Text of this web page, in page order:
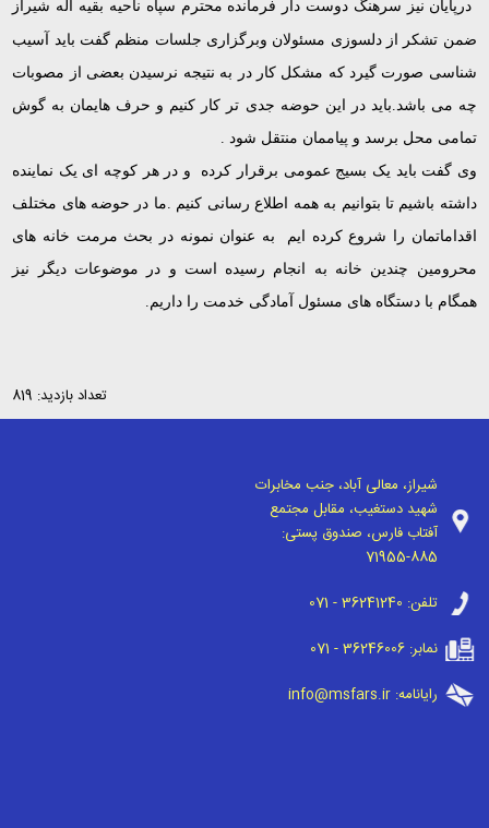
درپایان نیز سرهنگ دوست دار فرمانده محترم سپاه ناحیه بقیه اله شیراز
ضمن تشکر از دلسوزی مسئولان وبرگزاری جلسات منظم گفت باید آسیب
شناسی صورت گیرد که مشکل کار در به نتیجه نرسیدن بعضی از مصوبات
چه می باشد.باید در این حوضه جدی تر کار کنیم و حرف هایمان به گوش
تمامی محل برسد و پیاممان منتقل شود .
وی گفت باید یک بسیج عمومی برقرار کرده و در هر کوچه ای یک نماینده
داشته باشیم تا بتوانیم به همه اطلاع رسانی کنیم .ما در حوضه های مختلف
اقداماتمان را شروع کرده ایم به عنوان نمونه در بحث مرمت خانه های
محرومین چندین خانه به انجام رسیده است و در موضوعات دیگر نیز
همگام با دستگاه های مسئول آمادگی خدمت را داریم.
تعداد بازدید: 819
شیراز، معالی آباد، جنب مخابرات
شهید دستغیب، مقابل مجتمع
آفتاب فارس، صندوق پستی:
71955-885
تلفن: 071 - 36241240
نمابر:071 - 36246006
رایانامه:info@msfars.ir